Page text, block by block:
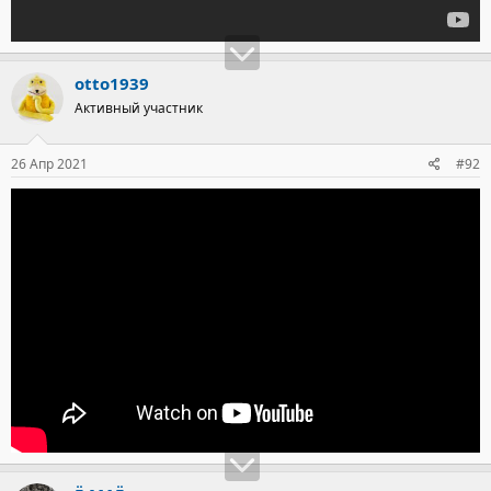
otto1939
Активный участник
26 Апр 2021 #92